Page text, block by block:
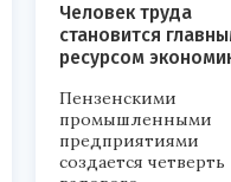
Человек труда
становится
ресурсом
Пензенскими
промышленными
предприятиями
создается четверть